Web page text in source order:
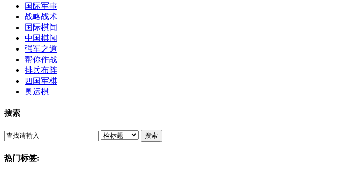
国际军事
战略战术
国际棋闻
中国棋闻
强军之道
帮你作战
排兵布阵
四国军棋
奥运棋
搜索
搜索
热门标签: